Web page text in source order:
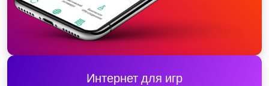
Интернет для игр